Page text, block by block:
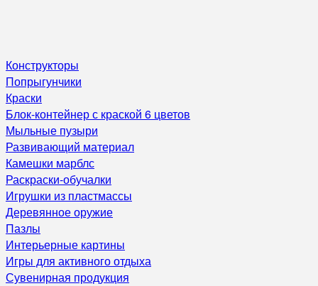
Конструкторы
Попрыгунчики
Краски
Блок-контейнер с краской 6 цветов
Мыльные пузыри
Развивающий материал
Камешки марблс
Раскраски-обучалки
Игрушки из пластмассы
Деревянное оружие
Пазлы
Интерьерные картины
Игры для активного отдыха
Сувенирная продукция